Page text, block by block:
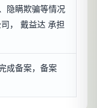
隐瞒欺骗等情况
， 戴益达 承担
成备案，备案